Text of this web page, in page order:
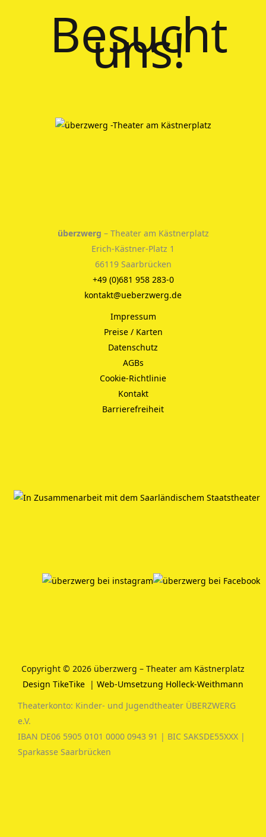
Besucht
uns!
überzwerg – Theater am Kästnerplatz
Erich-Kästner-Platz 1
66119 Saarbrücken
+49 (0)681 958 283-0
kontakt@ueberzwerg.de
Impressum
Preise / Karten
Datenschutz
AGBs
Cookie-Richtlinie
Kontakt
Barrierefreiheit
Copyright © 2026 überzwerg – Theater am Kästnerplatz
Design TikeTike | Web-Umsetzung Holleck-Weithmann
Theaterkonto: Kinder- und Jugendtheater ÜBERZWERG
e.V.
IBAN DE06 5905 0101 0000 0943 91 | BIC SAKSDE55XXX |
Sparkasse Saarbrücken